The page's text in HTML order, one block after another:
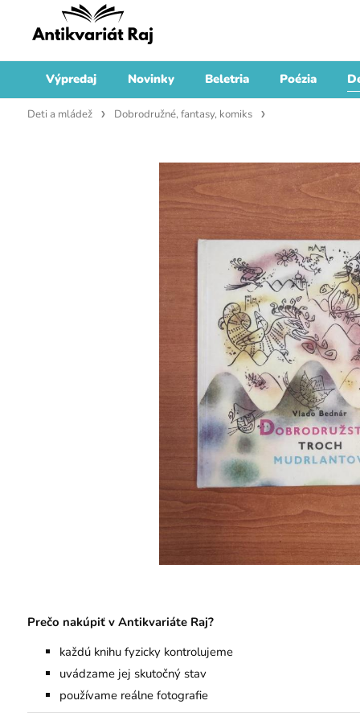
Výpredaj Novinky Beletria Poézia
Deti a mládež Dobrodružné, fantasy, komiks
Prečo nakúpiť v Antikvariáte Raj?
každú knihu fyzicky kontrolujeme
uvádzame jej skutočný stav
používame reálne fotografie